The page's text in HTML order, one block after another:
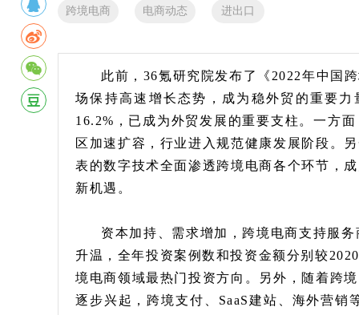
跨境电商 电商动态 进出口
此前，36氪研究院发布了《2022年中国
场保持高速增长态势，成为稳外贸的重要
16.2%，已成为外贸发展的重要支柱。一方
区加速扩容，行业进入规范健康发展阶段。
表的数字技术全面渗透跨境电商各个环节，
新机遇。
资本加持、需求增加，跨境电商支持服
升温，全年投资案例数和投资金额分别较
境电商领域最热门投资方向。另外，随着跨
逐步兴起，跨境支付、SaaS建站、海外营